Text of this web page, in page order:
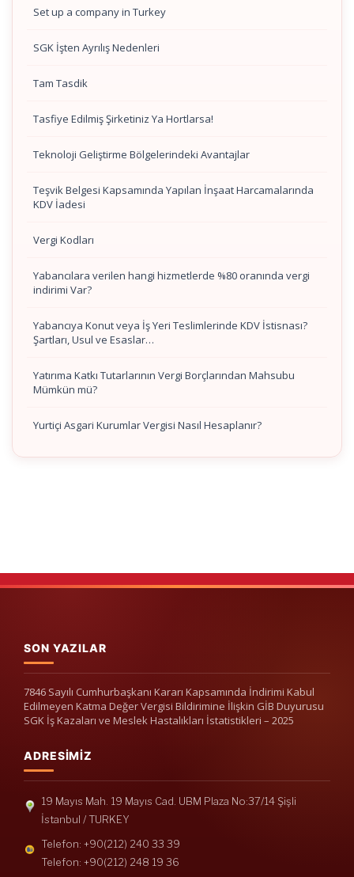
Set up a company in Turkey
SGK İşten Ayrılış Nedenleri
Tam Tasdik
Tasfiye Edilmiş Şirketiniz Ya Hortlarsa!
Teknoloji Geliştirme Bölgelerindeki Avantajlar
Teşvik Belgesi Kapsamında Yapılan İnşaat Harcamalarında
KDV İadesi
Vergi Kodları
Yabancılara verilen hangi hizmetlerde %80 oranında vergi
indirimi Var?
Yabancıya Konut veya İş Yeri Teslimlerinde KDV İstisnası?
Şartları, Usul ve Esaslar…
Yatırıma Katkı Tutarlarının Vergi Borçlarından Mahsubu
Mümkün mü?
Yurtiçi Asgari Kurumlar Vergisi Nasıl Hesaplanır?
SON YAZILAR
7846 Sayılı Cumhurbaşkanı Kararı Kapsamında İndirimi Kabul
Edilmeyen Katma Değer Vergisi Bildirimine İlişkin GİB Duyurusu
SGK İş Kazaları ve Meslek Hastalıkları İstatistikleri – 2025
ADRESIMIZ
19 Mayıs Mah. 19 Mayıs Cad. UBM Plaza No:37/14 Şişli
İstanbul / TURKEY
Telefon: +90(212) 240 33 39
Telefon: +90(212) 248 19 36